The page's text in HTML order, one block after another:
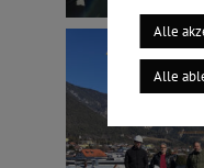
Alle
Alle